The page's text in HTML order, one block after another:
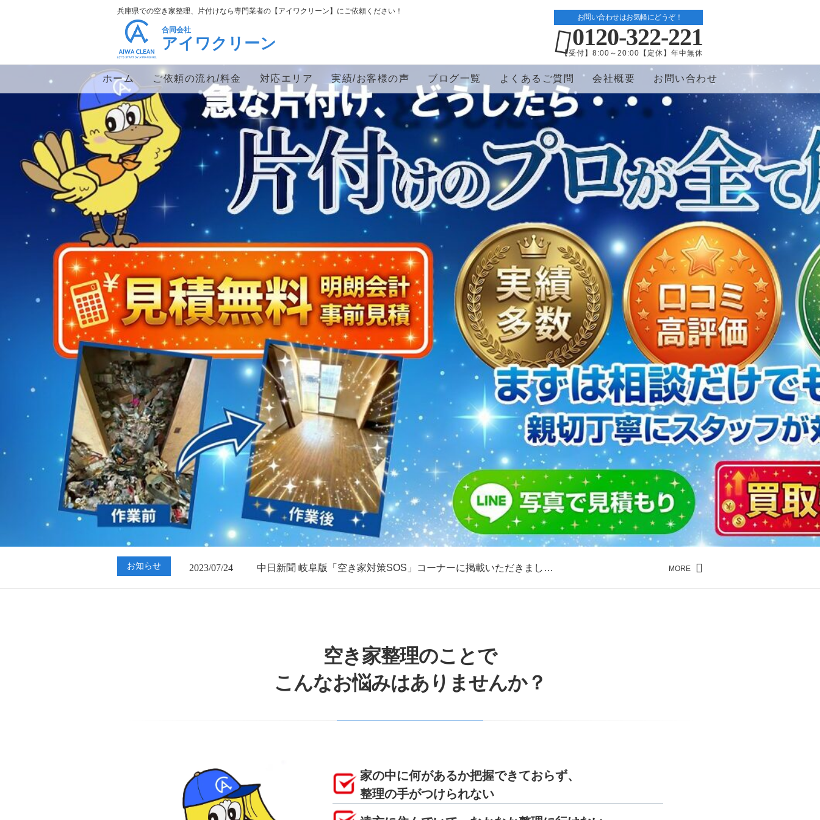
兵庫県での空き家整理、片付けなら専門業者の【アイワクリーン】にご依頼ください！
合同会社
アイワクリーン
お問い合わせはお気軽にどうぞ！
0120-322-221
【受付】8:00～20:00【定休】年中無休
ホーム ご依頼の流れ/料金 対応エリア 実績/お客様の声 ブログ一覧 よくあるご質問 会社概要 お問い合わせ
お知らせ
2023/01/12
買取・片付けのアイワクリーン
2023/07/24
中日新聞 岐阜版「空き家対策SOS」コーナーに掲載いただきまし…
2023/01/12
買取・片付けのアイワクリーン
MORE
空き家整理のことで
こんなお悩みはありませんか？
家の中に何があるか把握できておらず、
整理の手がつけられない